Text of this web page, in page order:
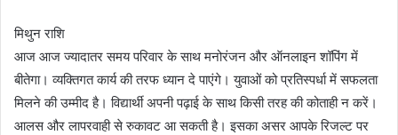
मिथुन राशि
आज आज ज्यादातर समय परिवार के साथ मनोरंजन और ऑनलाइन शॉपिंग में
बीतेगा। व्यक्तिगत कार्य की तरफ ध्यान दे पाएंगे। युवाओं को प्रतिस्पर्धा में सफलता
मिलने की उम्मीद है। विद्यार्थी अपनी पढ़ाई के साथ किसी तरह की कोताही न करें।
आलस और लापरवाही से रुकावट आ सकती है। इसका असर आपके रिजल्ट पर